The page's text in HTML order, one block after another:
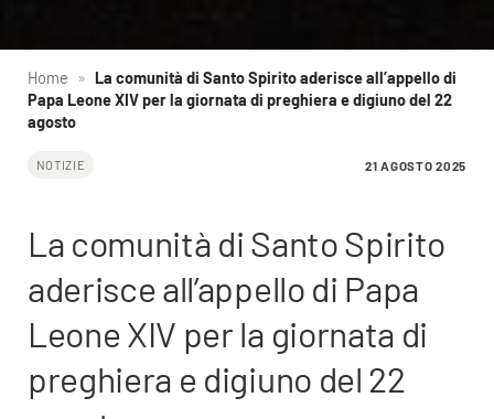
Home » La comunità di Santo Spirito aderisce all’appello di
Papa Leone XIV per la giornata di preghiera e digiuno del 22
agosto
NOTIZIE 21 AGOSTO 2025
La comunità di Santo Spirito
aderisce all’appello di Papa
Leone XIV per la giornata di
preghiera e digiuno del 22